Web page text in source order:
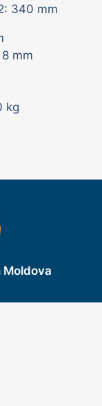
| oi | porci
mm
mm
kg
Moldova